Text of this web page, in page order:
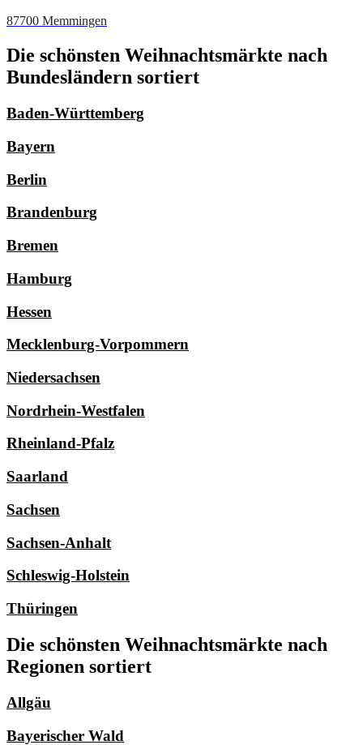
87700 Memmingen
Die schönsten Weihnachtsmärkte nach
Bundesländern sortiert
Baden-Württemberg
Bayern
Berlin
Brandenburg
Bremen
Hamburg
Hessen
Mecklenburg-Vorpommern
Niedersachsen
Nordrhein-Westfalen
Rheinland-Pfalz
Saarland
Sachsen
Sachsen-Anhalt
Schleswig-Holstein
Thüringen
Die schönsten Weihnachtsmärkte nach
Regionen sortiert
Allgäu
Bayerischer Wald